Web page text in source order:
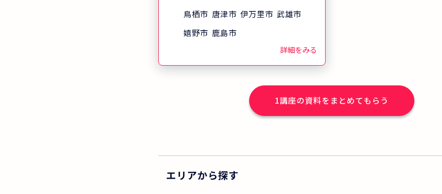
はわずか7日 三幸福祉カレッジ
では、北海道から沖縄まで全
護福祉士を目指してほしい」
という想いで、地域の介護事
業所や貸会議室をお借りし開
鳥栖市 唐津市 伊万里市 武雄市
嬉野市 鹿島市
詳細をみる
1講座の資料をまとめてもらう
エリアから探す